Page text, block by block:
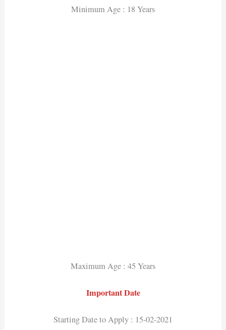
Minimum Age : 18 Years
Maximum Age : 45 Years
Important Date
Starting Date to Apply : 15-02-2021